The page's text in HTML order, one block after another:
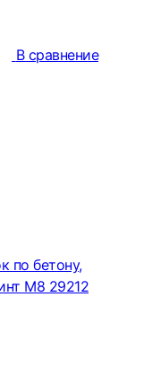
В сравнение
по бетону,
М8 29212